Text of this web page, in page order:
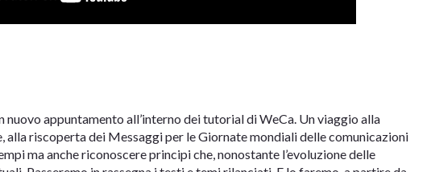
nuovo appuntamento all’interno dei tutorial di WeCa. Un viaggio alla
alla riscoperta dei Messaggi per le Giornate mondiali delle comunicazioni
ma anche riconoscere principi che, nonostante l’evoluzione delle